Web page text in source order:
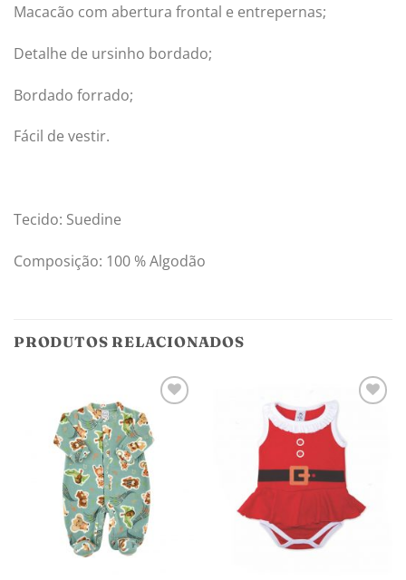
Macacão com abertura frontal e entrepernas;
Detalhe de ursinho bordado;
Bordado forrado;
Fácil de vestir.
Tecido: Suedine
Composição: 100 % Algodão
PRODUTOS RELACIONADOS
Adicionar
meus
desejos
Adicionar
meus
desejos